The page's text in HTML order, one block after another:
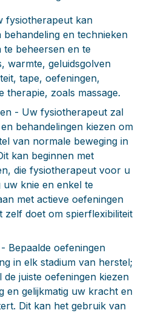
fysiotherapeut kan
en technieken
beheersen en te
warmte, geluidsgolven
tape, oefeningen,
therapie, zoals massage.
- Uw fysiotherapeut zal
behandelingen kiezen om
van normale beweging in
kan beginnen met
die fysiotherapeut voor u
knie en enkel te
met actieve oefeningen
zelf doet om spierflexibiliteit
- Bepaalde oefeningen
in elk stadium van herstel;
juiste oefeningen kiezen
en gelijkmatig uw kracht en
Dit kan het gebruik van